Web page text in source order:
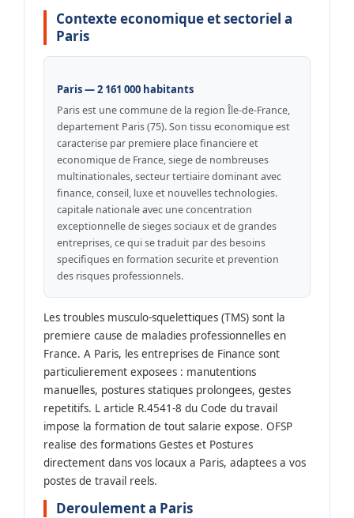
Contexte economique et sectoriel a
Paris
Paris — 2 161 000 habitants
Paris est une commune de la region Île-de-France,
departement Paris (75). Son tissu economique est
caracterise par premiere place financiere et
economique de France, siege de nombreuses
multinationales, secteur tertiaire dominant avec
finance, conseil, luxe et nouvelles technologies.
capitale nationale avec une concentration
exceptionnelle de sieges sociaux et de grandes
entreprises, ce qui se traduit par des besoins
specifiques en formation securite et prevention
des risques professionnels.
Les troubles musculo-squelettiques (TMS) sont la
premiere cause de maladies professionnelles en
France. A Paris, les entreprises de Finance sont
particulierement exposees : manutentions
manuelles, postures statiques prolongees, gestes
repetitifs. L article R.4541-8 du Code du travail
impose la formation de tout salarie expose. OFSP
realise des formations Gestes et Postures
directement dans vos locaux a Paris, adaptees a vos
postes de travail reels.
Deroulement a Paris